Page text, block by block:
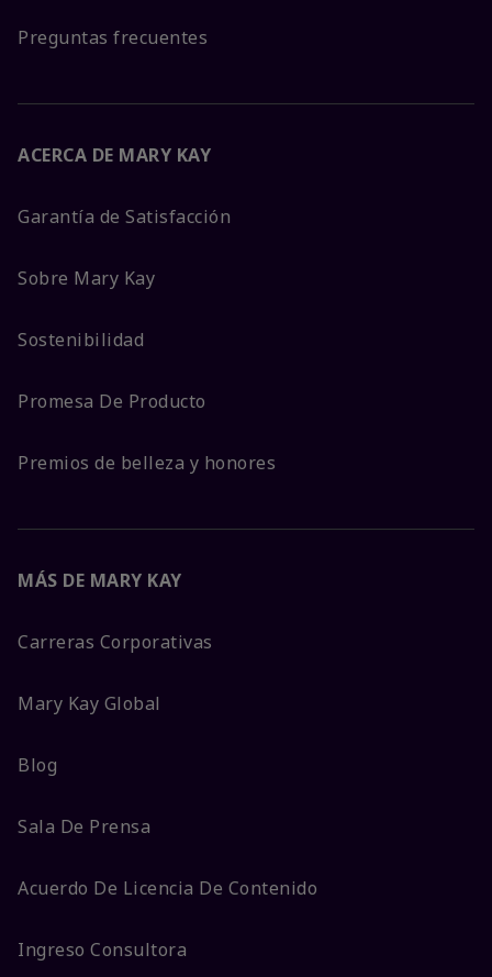
Preguntas frecuentes
ACERCA DE MARY KAY
Garantía de Satisfacción
Sobre Mary Kay
Sostenibilidad
Promesa De Producto
Premios de belleza y honores
MÁS DE MARY KAY
Carreras Corporativas
Mary Kay Global
Blog
Sala De Prensa
Acuerdo De Licencia De Contenido
Ingreso Consultora